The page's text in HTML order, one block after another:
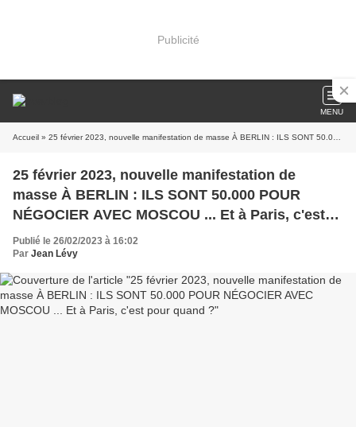
Publicité
MENU
Accueil » 25 février 2023, nouvelle manifestation de masse À BERLIN : ILS SONT 50.000 POUR NÉGOCIER AVEC MOSCOU ... Et à Paris, c'est pour quand ?
25 février 2023, nouvelle manifestation de
masse À BERLIN : ILS SONT 50.000 POUR
NÉGOCIER AVEC MOSCOU ... Et à Paris, c'est
pour quand ?
Publié le 26/02/2023 à 16:02
Par Jean Lévy